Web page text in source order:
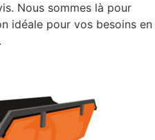
Nous sommes là pour
idéale pour vos besoins en